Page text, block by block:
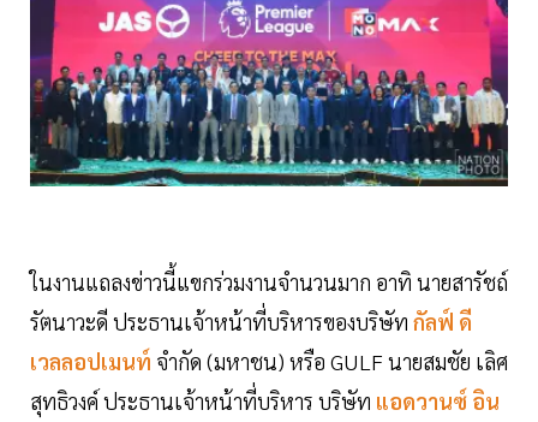
ในงานแถลงข่าวนี้แขกร่วมงานจำนวนมาก อาทิ นายสารัชถ์
รัตนาวะดี ประธานเจ้าหน้าที่บริหารของบริษัท กัลฟ์ ดี
เวลลอปเมนท์ จำกัด (มหาชน) หรือ GULF นายสมชัย เลิศ
สุทธิวงค์ ประธานเจ้าหน้าที่บริหาร บริษัท แอดวานซ์ อิน